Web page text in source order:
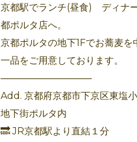
京都駅でランチ(昼食) ディナ
都ポルタ店へ。
京都ポルタの地下1Fでお蕎麦
一品をご用意しております。
──────────────
Add. 京都府京都市下京区東塩
地下街ポルタ内
🔜 JR京都駅より直結１分